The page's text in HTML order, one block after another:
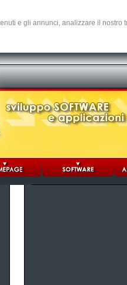
e gli annunci, analizzare il nostro